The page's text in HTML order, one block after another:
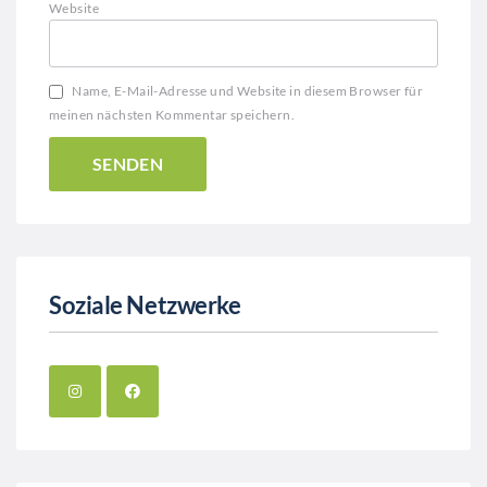
Website
Name, E-Mail-Adresse und Website in diesem Browser für
meinen nächsten Kommentar speichern.
Soziale Netzwerke